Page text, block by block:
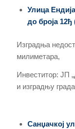
Улица
до броја
Изградња
милиметара,
Инвеститор: ЈП
и изградњу
Санџачкој